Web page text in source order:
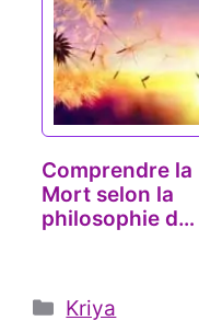
Comprendre la
Mort selon la
philosophie du
Catégories
Kriya